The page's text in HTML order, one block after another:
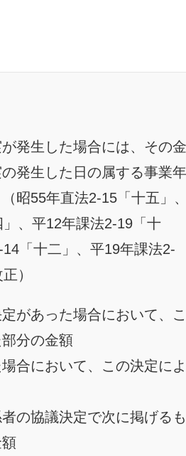
発生した場合には、その金
発生した日の属する事業年
昭55年直法2-15「十五」、
、平12年課法2-19「十
「十二」、平19年課法2-
）
があった場合において、こ
分の金額
合において、この決定によ
の協議決定で次に掲げるも